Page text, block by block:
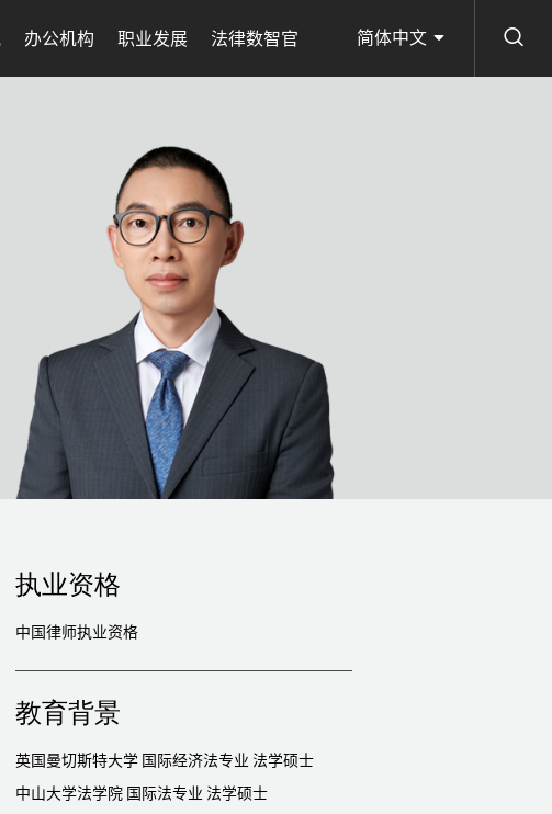
办公机构 职业发展 法律数智官 简体中文
执业资格
中国律师执业资格
教育背景
英国曼切斯特大学 国际经济法专业 法学硕士
中山大学法学院 国际法专业 法学硕士